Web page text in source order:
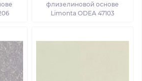
флизелиновой основе
Limonta ODEA 47103